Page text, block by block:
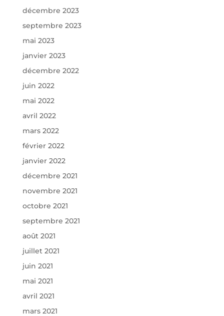
décembre 2023
septembre 2023
mai 2023
janvier 2023
décembre 2022
juin 2022
mai 2022
avril 2022
mars 2022
février 2022
janvier 2022
décembre 2021
novembre 2021
octobre 2021
septembre 2021
août 2021
juillet 2021
juin 2021
mai 2021
avril 2021
mars 2021